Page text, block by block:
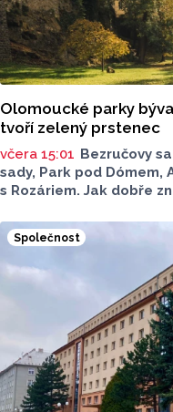
Olomoucké parky
tvoří zelený prstenec
včera 15:01 Bezručovy
sady, Park pod Dómem,
s Rozáriem. Jak dobře
které v nich jsou. Vždy
Společnost